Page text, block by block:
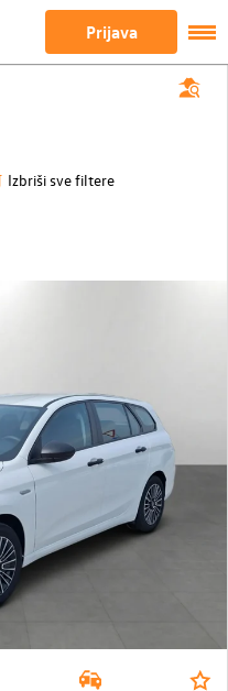
Prijava
Izbriši sve filtere